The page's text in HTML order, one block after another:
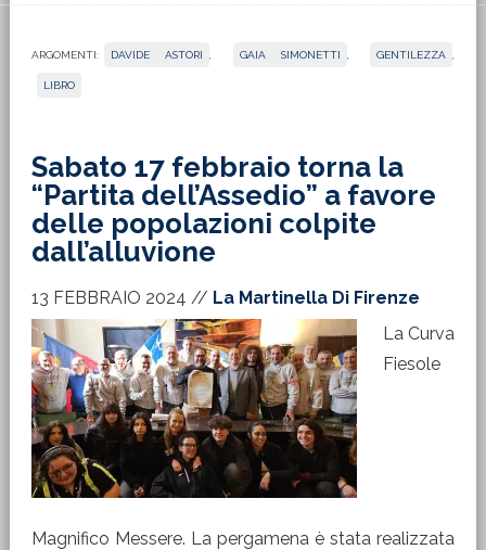
ARGOMENTI: DAVIDE ASTORI GAIA SIMONETTI GENTILEZZA
LIBRO
Sabato 17 febbraio torna la
“Partita dell’Assedio” a favore
delle popolazioni colpite
dall’alluvione
13 FEBBRAIO 2024 // La Martinella Di Firenze
La Curva
Fiesole
Magnifico Messere. La pergamena è stata realizzata